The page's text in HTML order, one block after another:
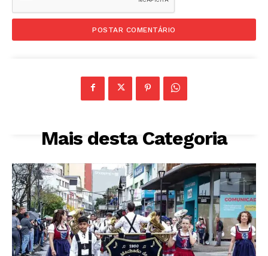
Mais desta Categoria